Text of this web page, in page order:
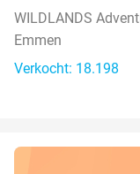
WILDLANDS
Emmen
Verkocht: 18.198